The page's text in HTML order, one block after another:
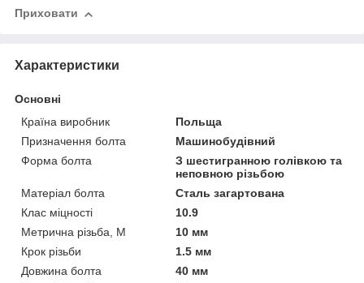
Приховати
Характеристики
Основні
Країна виробник
Польща
Призначення болта
Машинобудівний
Форма болта
З шестигранною голівкою та
неповною різьбою
Матеріал болта
Сталь загартована
Клас міцності
10.9
Метрична різьба, М
10 мм
Крок різьби
1.5 мм
Довжина болта
40 мм